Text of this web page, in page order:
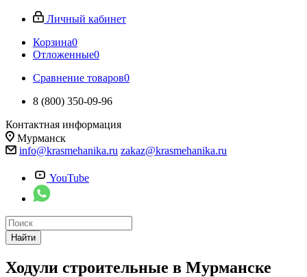
Личный кабинет
Корзина0
Отложенные0
Сравнение товаров0
8 (800) 350-09-96
Контактная информация
Мурманск
info@krasmehanika.ru zakaz@krasmehanika.ru
YouTube
Найти
Ходули строительные в Мурманске